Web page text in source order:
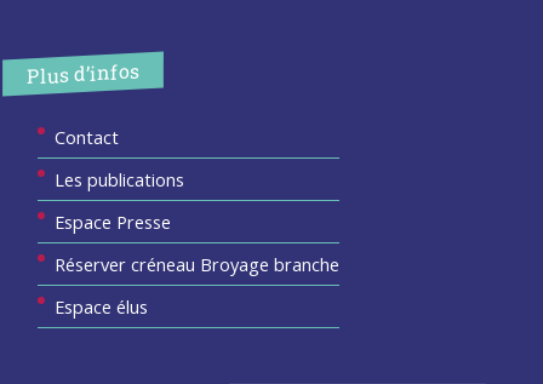
Plus d’infos
Contact
Les publications
Espace Presse
Réserver créneau Broyage branche
Espace élus